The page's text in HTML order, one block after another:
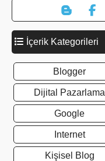
İçerik Kategorileri
Blogger
Dijital Pazarlama
Google
Internet
Kişisel Blog